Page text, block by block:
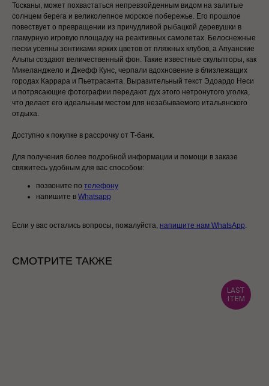
Тосканы, может похвастаться непревзойденным видом на залитые
солнцем берега и великолепное морское побережье. Его прошлое
повествует о превращении из причудливой рыбацкой деревушки в
гламурную игровую площадку на реактивных самолетах. Белоснежные
пески усеяны зонтиками ярких цветов от пляжных клубов, а Апуанские
Альпы создают величественный фон. Такие известные скульпторы, как
Микеланджело и Джефф Кунс, черпали вдохновение в близлежащих
городах Каррара и Пьетрасанта. Выразительный текст Эдоардо Неси
и потрясающие фотографии передают дух этого нетронутого уголка,
что делает его идеальным местом для незабываемого итальянского
отдыха.
Доступно к покупке в рассрочку от Т-банк.
Для получения более подробной информации и помощи в заказе
свяжитесь удобным для вас способом:
позвоните по телефону
напишите в Whatsapp
Если у вас остались вопросы, пожалуйста, напишите нам WhatsApp.
СМОТРИТЕ ТАКЖЕ
LAST
ITEM